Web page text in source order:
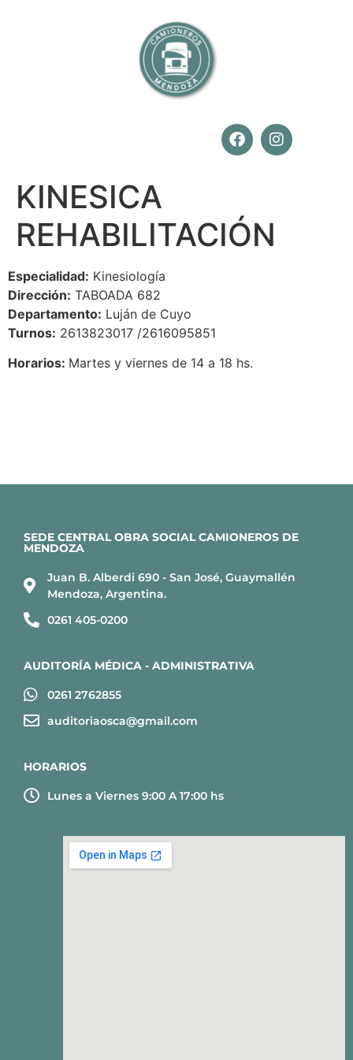
KINESICA
REHABILITACIÓN
Especialidad: Kinesiología
Dirección: TABOADA 682
Departamento: Luján de Cuyo
Turnos: 2613823017 /2616095851
Horarios: Martes y viernes de 14 a 18 hs.
SEDE CENTRAL OBRA SOCIAL CAMIONEROS DE
MENDOZA
Juan B. Alberdi 690 - San José, Guaymallén
Mendoza, Argentina.
0261 405-0200
AUDITORÍA MÉDICA - ADMINISTRATIVA
0261 2762855
auditoriaosca@gmail.com
HORARIOS
Lunes a Viernes 9:00 A 17:00 hs